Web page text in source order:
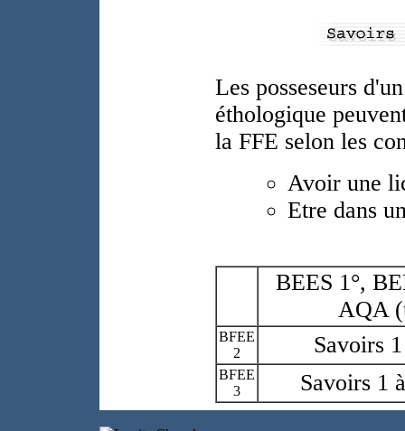
Les posseseurs
éthologique
la FFE selon les
Avoir une
Etre dans
BEES 1°,
AQA
BFEE
2
Savoirs
BFEE
3
Savoirs 1